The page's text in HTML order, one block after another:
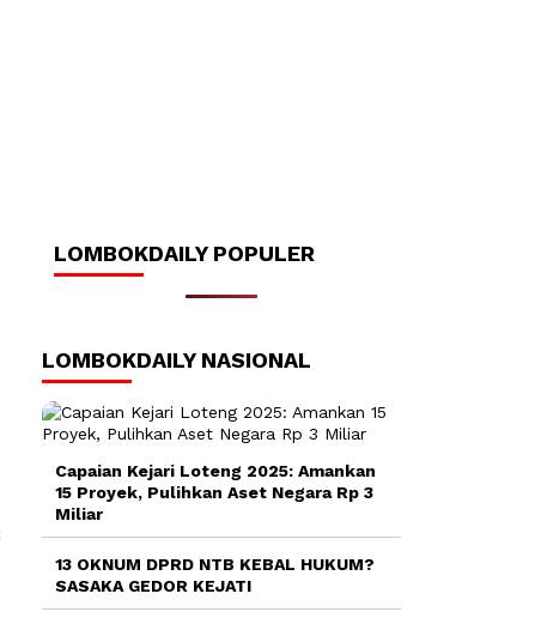
LOMBOKDAILY POPULER
LOMBOKDAILY NASIONAL
Capaian Kejari Loteng 2025: Amankan
15 Proyek, Pulihkan Aset Negara Rp 3
Miliar
13 OKNUM DPRD NTB KEBAL HUKUM?
SASAKA GEDOR KEJATI